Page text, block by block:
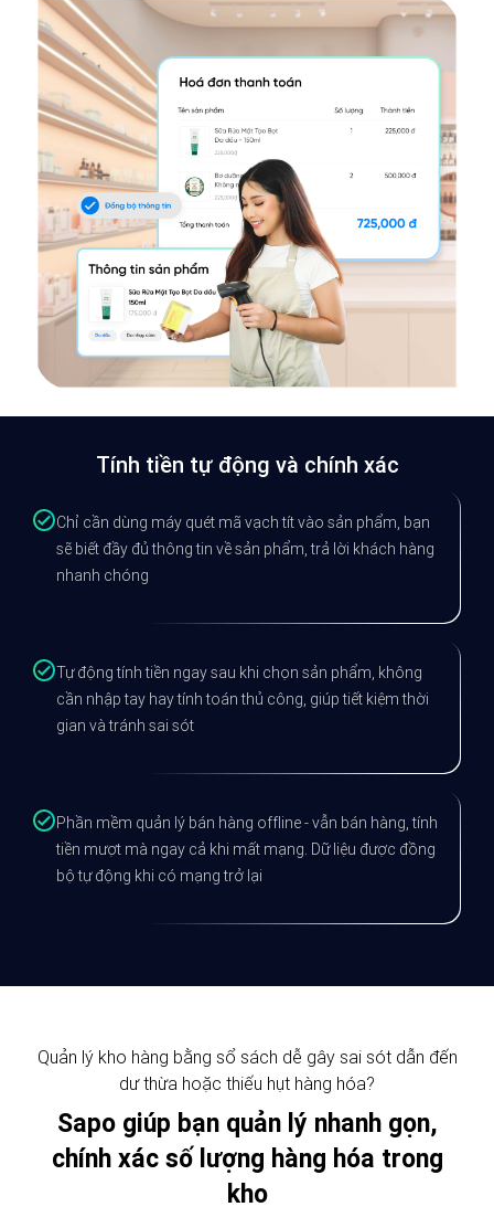
Tính tiền tự động và chính xác
Chỉ cần dùng máy quét mã vạch tít vào sản phẩm, bạn
sẽ biết đầy đủ thông tin về sản phẩm, trả lời khách hàng
nhanh chóng
Tự động tính tiền ngay sau khi chọn sản phẩm, không
cần nhập tay hay tính toán thủ công, giúp tiết kiệm thời
gian và tránh sai sót
Phần mềm quản lý bán hàng offline - vẫn bán hàng, tính
tiền mượt mà ngay cả khi mất mạng. Dữ liệu được đồng
bộ tự động khi có mạng trở lại
Quản lý kho hàng bằng sổ sách dễ gây sai sót dẫn đến
dư thừa hoặc thiếu hụt hàng hóa?
Sapo giúp bạn quản lý nhanh gọn,
chính xác số lượng hàng hóa trong
kho